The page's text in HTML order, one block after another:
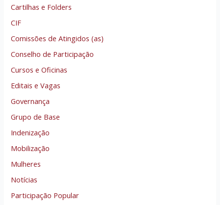
Cartilhas e Folders
CIF
Comissões de Atingidos (as)
Conselho de Participação
Cursos e Oficinas
Editais e Vagas
Governança
Grupo de Base
Indenização
Mobilização
Mulheres
Notícias
Participação Popular